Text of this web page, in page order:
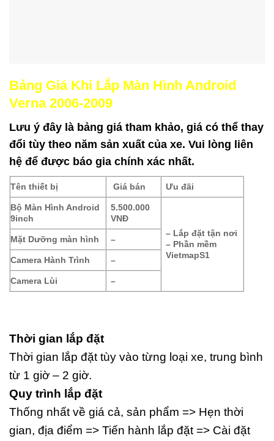
Bảng Giá Khi Lắp Màn Hình Android
Verna 2006-2009
Lưu ý đây là bảng giá tham khảo, giá có thể thay
đổi tùy theo năm sản xuất của xe. Vui lòng liên
hệ để được báo gia chính xác nhất.
Tên thiết bị Giá bán Ưu đãi
Bộ Màn Hình Android
9inch
5.500.000
VNĐ
– Lắp đặt tận nơi
– Phần mềm
VietmapS1
Mặt Dưỡng màn hình –
Camera Hành Trình –
Camera Lùi –
Thời gian lắp đặt
Thời gian lắp đặt tùy vào từng loại xe, trung bình
từ 1 giờ – 2 giờ.
Quy trình lắp đặt
Thống nhất về giá cả, sản phẩm => Hẹn thời
gian, địa điểm => Tiến hành lắp đặt => Cài đặt